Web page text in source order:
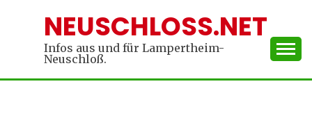
NEUSCHLOSS.NET
Infos aus und für Lampertheim-
Neuschloß.